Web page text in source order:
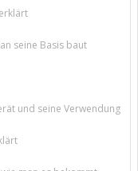
seine Basis baut
und seine Verwendung